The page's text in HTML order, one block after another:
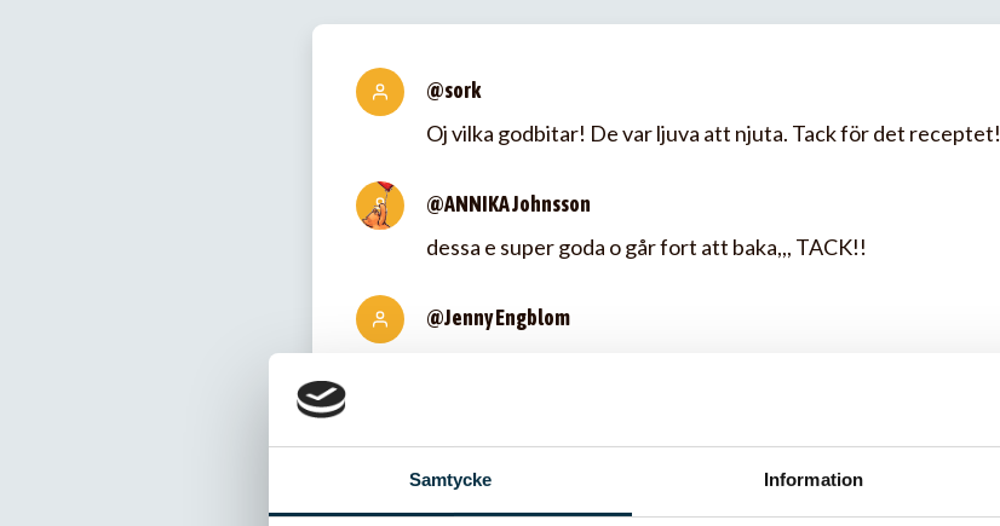
Samtycke Information
@sork
Oj vilka godbitar! De var ljuva att njuta. Tack för det receptet!
@ANNIKA Johnsson
dessa e super goda o går fort att baka,,, TACK!!
@Jenny Engblom